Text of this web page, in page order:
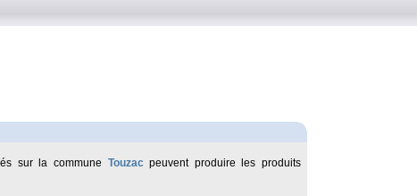
sur la commune Touzacpeuvent produire les produits